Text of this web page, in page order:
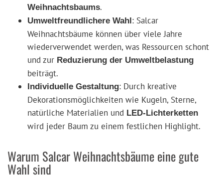
Weihnachtsbaums.
Umweltfreundlichere Wahl: Salcar
Weihnachtsbäume können über viele Jahre
wiederverwendet werden, was Ressourcen schont
und zur Reduzierung der Umweltbelastung
beiträgt.
Individuelle Gestaltung: Durch kreative
Dekorationsmöglichkeiten wie Kugeln, Sterne,
natürliche Materialien und LED-Lichterketten
wird jeder Baum zu einem festlichen Highlight.
Warum Salcar Weihnachtsbäume eine gute
Wahl sind